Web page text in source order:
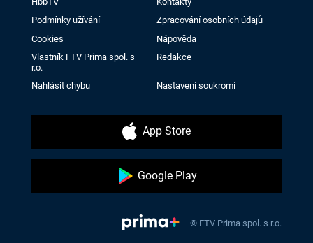
Podmínky užívání
Zpracování osobních údajů
Cookies
Nápověda
Vlastník FTV Prima spol. s
r.o.
Redakce
Nahlásit chybu Nastavení soukromí
App Store
Google Play
© FTV Prima spol. s r.o.